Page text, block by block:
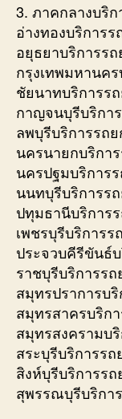
3. ภาคกลางบริ
อ่างทองบริการ
อยุธยาบริการร
กรุงเทพมหานค
ชัยนาทบริการร
กาญจนบุรีบริกา
ลพบุรีบริการรถ
นครนายกบริกา
นครปฐมบริการ
นนทบุรีบริการร
ปทุมธานีบริการ
เพชรบุรีบริการ
ประจวบคีรีขันธ์
ราชบุรีบริการร
สมุทรปราการบ
สมุทรสาครบริก
สมุทรสงครามบ
สระบุรีบริการร
สิงห์บุรีบริการร
สุพรรณบุรีบริกา